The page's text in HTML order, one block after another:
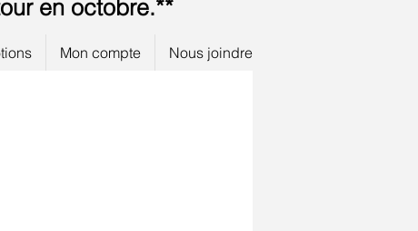
en octobre.**
Mon compte Nous joindre